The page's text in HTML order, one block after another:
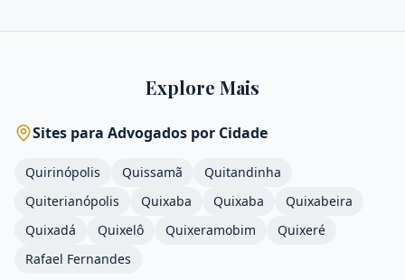
Explore Mais
Sites para Advogados por Cidade
Quirinópolis Quissamã
Quitandinha
Quiterianópolis
Quixaba Quixaba
Quixabeira
Quixadá
Quixelô Quixeramobim
Quixeré
Rafael Fernandes